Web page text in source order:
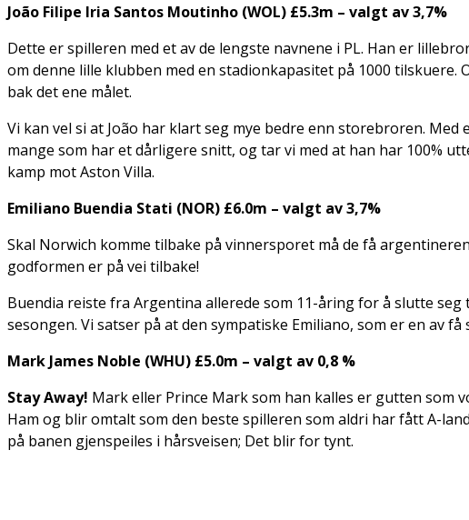
João Filipe Iria Santos Moutinho (WOL) £5.3m – valgt av 3,7%
Dette er spilleren med et av de lengste navnene i PL. Han er
om denne lille klubben med en stadionkapasitet på 1000
bak det ene målet.
Vi kan vel si at João har klart seg mye bedre enn storebroren.
mange som har et dårligere snitt, og tar vi med at han har 100%
kamp mot Aston Villa.
Emiliano Buendia Stati (NOR) £6.0m – valgt av 3,7%
Skal Norwich komme tilbake på vinnersporet må de få
godformen er på vei tilbake!
Buendia reiste fra Argentina allerede som 11-åring for å slutte
sesongen. Vi satser på at den sympatiske Emiliano, som er en
Mark James Noble (WHU) £5.0m – valgt av 0,8 %
Stay Away! Mark eller Prince Mark som han kalles er gutten som
Ham og blir omtalt som den beste spilleren som aldri har fått A-
på banen gjenspeiles i hårsveisen; Det blir for tynt.